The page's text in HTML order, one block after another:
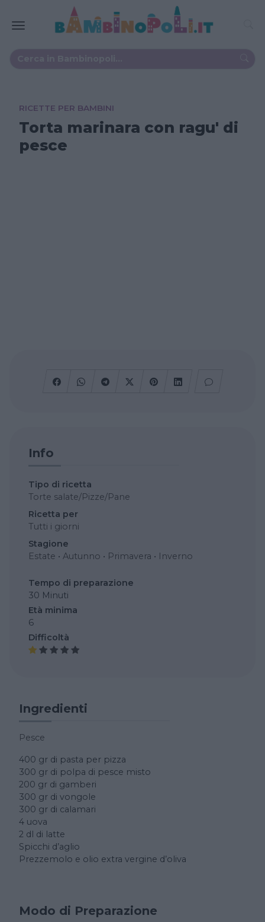
RICETTE PER BAMBINI
Torta marinara con ragu' di
pesce
Info
Tipo di ricetta
Torte salate/Pizze/Pane
Ricetta per
Tutti i giorni
Stagione
Estate • Autunno • Primavera • Inverno
Tempo di preparazione
30 Minuti
Età minima
6
Difficoltà
Ingredienti
Pesce
400 gr di pasta per pizza
300 gr di polpa di pesce misto
200 gr di gamberi
300 gr di vongole
300 gr di calamari
4 uova
2 dl di latte
Spicchi d’aglio
Prezzemolo e olio extra vergine d’oliva
Modo di Preparazione